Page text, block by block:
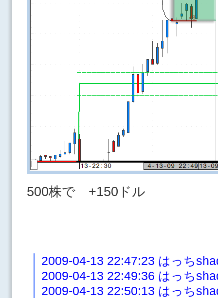
500株で +150ドル
2009-04-13 22:47:23 はっち
2009-04-13 22:49:36 はっち
2009-04-13 22:50:13 はっち